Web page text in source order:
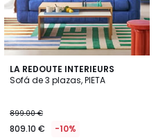
LA REDOUTE INTERIEURS
Sofá de 3 plazas, PIETA
899.00 €
809.10 € -10%
4,6
/ 5
2
Colores